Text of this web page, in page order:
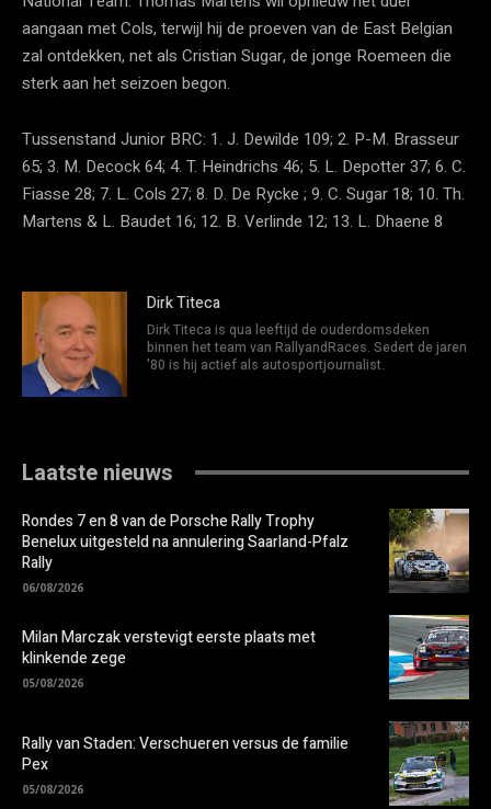
aangaan met Cols, terwijl hij de proeven van de East Belgian
zal ontdekken, net als Cristian Sugar, de jonge Roemeen die
sterk aan het seizoen begon.
Tussenstand Junior BRC: 1. J. Dewilde 109; 2. P-M. Brasseur
65; 3. M. Decock 64; 4. T. Heindrichs 46; 5. L. Depotter 37; 6. C.
Fiasse 28; 7. L. Cols 27; 8. D. De Rycke ; 9. C. Sugar 18; 10. Th.
Martens & L. Baudet 16; 12. B. Verlinde 12; 13. L. Dhaene 8
Dirk Titeca
Dirk Titeca is qua leeftijd de ouderdomsdeken
binnen het team van RallyandRaces. Sedert de jaren
'80 is hij actief als autosportjournalist.
Laatste nieuws
Rondes 7 en 8 van de Porsche Rally Trophy
Benelux uitgesteld na annulering Saarland-Pfalz
Rally
06/08/2026
Milan Marczak verstevigt eerste plaats met
klinkende zege
05/08/2026
Rally van Staden: Verschueren versus de familie
Pex
05/08/2026